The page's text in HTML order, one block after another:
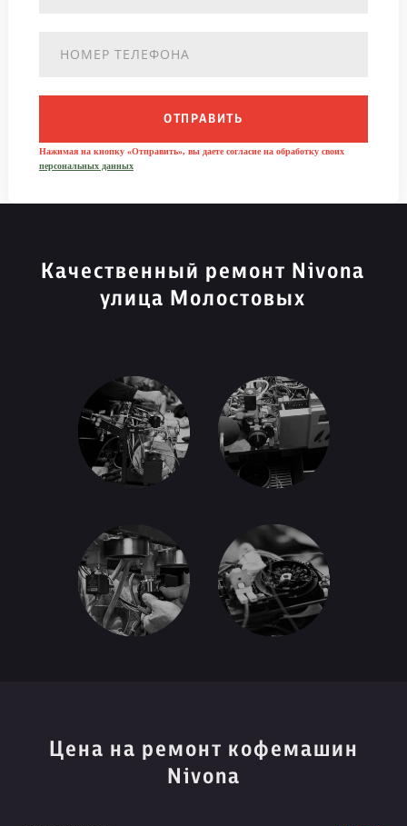
ОТПРАВИТЬ
Нажимая на кнопку «Отправить», вы даете согласие на обработку своих
персональных данных
Качественный ремонт Nivona
улица Молостовых
Цена на ремонт кофемашин
Nivona